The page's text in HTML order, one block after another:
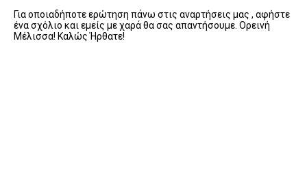
Για οποιαδήποτε ερώτηση πάνω στις αναρτήσεις μας , αφήστε
ένα σχόλιο και εμείς με χαρά θα σας απαντήσουμε. Ορεινή
Μέλισσα! Καλώς Ήρθατε!